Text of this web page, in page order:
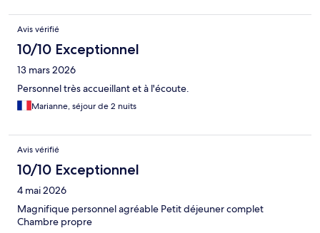
Avis vérifié
10/10 Exceptionnel
13 mars 2026
Personnel très accueillant et à l'écoute.
Marianne, séjour de 2 nuits
Avis vérifié
10/10 Exceptionnel
4 mai 2026
Magnifique personnel agréable Petit déjeuner complet
Chambre propre